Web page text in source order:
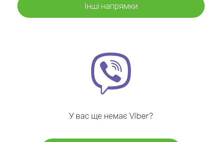
Інші напрямки
У вас ще немає Viber?